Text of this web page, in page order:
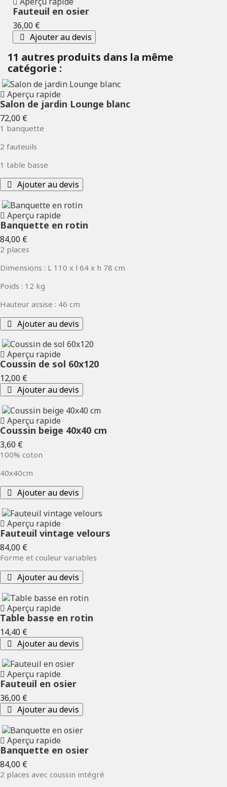
Fauteuil en osier
Prix
36,00 €
Ajouter au devis
11 autres produits dans la même
catégorie :
Aperçu rapide
Salon de jardin Lounge blanc
Prix
72,00 €
1 banquette
2 fauteuils
1 table basse
Ajouter au devis
Aperçu rapide
Banquette en rotin
Prix
84,00 €
2 places
Dimensions : L 110 x l 64 x h 78 cm
Poids : 12 kg
Hauteur assise : 46 cm
Ajouter au devis
Aperçu rapide
Coussin de sol 60x120
Prix
12,00 €
Ajouter au devis
Aperçu rapide
Coussin beige 40x40 cm
Prix
3,60 €
100% coton
40x40cm
Ajouter au devis
Aperçu rapide
Fauteuil vintage velours
Prix
84,00 €
Forme et couleur variables
Ajouter au devis
Aperçu rapide
Table basse en rotin
Prix
14,40 €
Ajouter au devis
Aperçu rapide
Fauteuil en osier
Prix
36,00 €
Ajouter au devis
Aperçu rapide
Banquette en osier
Prix
84,00 €
2 places avec coussin intégré